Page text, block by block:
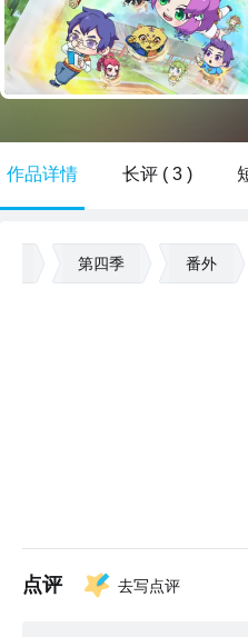
作品详情 长评 ( 3 )
第四季 番外
点评 去写点评